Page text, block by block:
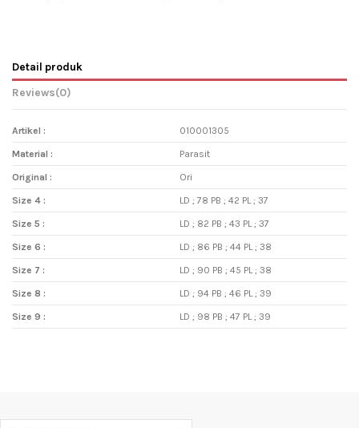
Detail produk
Reviews(0)
Artikel : 010001305
Material : Parasit
Original : Ori
Size 4 : LD ; 78 PB ; 42 PL ; 37
Size 5 : LD ; 82 PB ; 43 PL ; 37
Size 6 : LD ; 86 PB ; 44 PL ; 38
Size 7 : LD ; 90 PB ; 45 PL ; 38
Size 8 : LD ; 94 PB ; 46 PL ; 39
Size 9 : LD ; 98 PB ; 47 PL ; 39